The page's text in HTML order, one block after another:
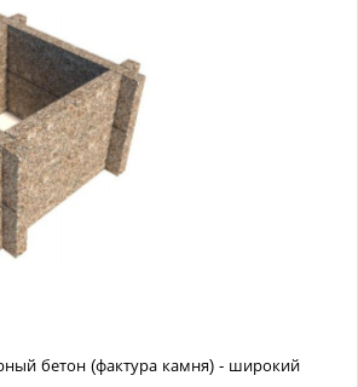
бетон (фактура камня) - широкий